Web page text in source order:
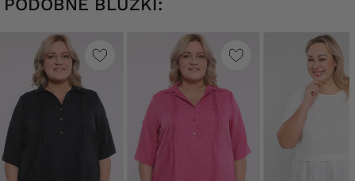
PODOBNE BLUZKI: